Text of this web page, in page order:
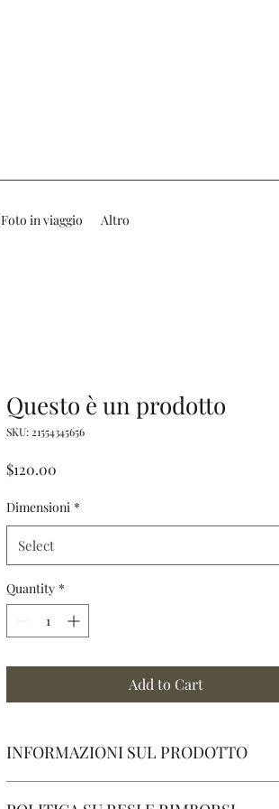
Foto in viaggio Altro
Questo è un prodotto
SKU: 21554345656
$120.00
Dimensioni *
Select
Quantity *
Add to Cart
INFORMAZIONI SUL PRODOTTO